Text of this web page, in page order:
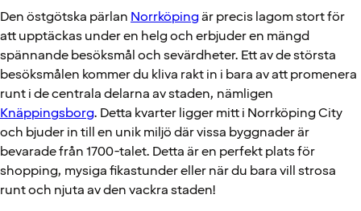
Den östgötska pärlan Norrköpingär precis lagom stort för
att upptäckas under en helg och erbjuder en mängd
spännande besöksmål och sevärdheter. Ett av de största
besöksmålen kommer du kliva rakt in i bara av att promenera
runt i de centrala delarna av staden, nämligen
Knäppingsborg. Detta kvarter ligger mitt i Norrköping City
och bjuder in till en unik miljö där vissa byggnader är
bevarade från 1700-talet. Detta är en perfekt plats för
shopping, mysiga fikastunder eller när du bara vill strosa
runt och njuta av den vackra staden!